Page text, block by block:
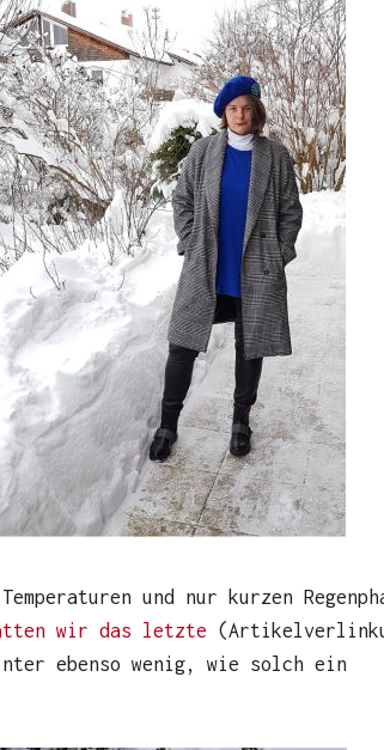
und nur kurzen
wir das letzte
ebenso wenig, wie solch ein